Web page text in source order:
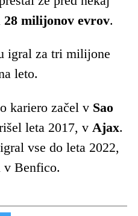
28 milijonov evrov.
igral za tri milijone
leto.
kariero začel v Sao
leta 2017, v Ajax.
vse do leta 2022,
v Benfico.